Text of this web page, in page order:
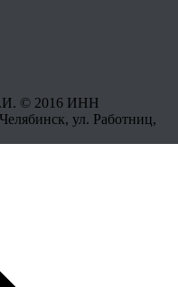
© 2016 ИНН
ул. Работниц,